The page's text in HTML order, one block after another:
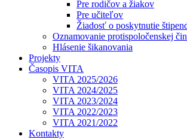
Pre rodičov a žiakov
Pre učiteľov
Žiadosť o poskytnutie
Oznamovanie protispoločenskej
Hlásenie šikanovania
Projekty
Časopis VITA
VITA 2025/2026
VITA 2024/2025
VITA 2023/2024
VITA 2022/2023
VITA 2021/2022
Kontakty